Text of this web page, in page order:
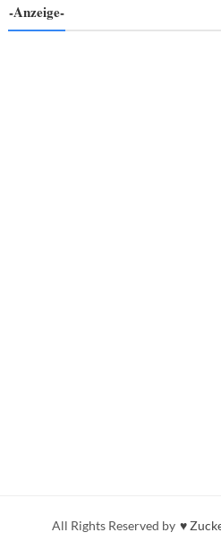
-Anzeige-
All Rights Reserved by ♥